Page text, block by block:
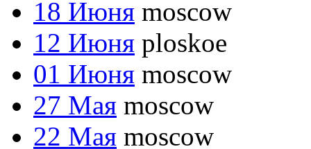
18 Июня moscow
12 Июня ploskoe
01 Июня moscow
27 Мая moscow
22 Мая moscow